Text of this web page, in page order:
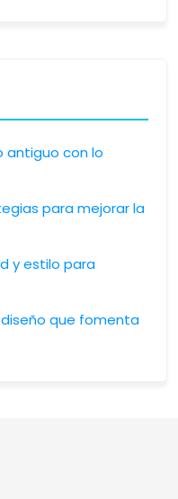
antiguo con lo
para mejorar la
y estilo para
que fomenta